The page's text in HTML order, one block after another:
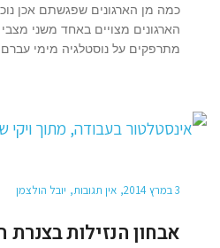
כמה מן הארגונים שפגשתם אכן
הארגונים מצויים באחד משני
מתרפקים על נוסטלגיה מימי
3 במרץ 2014 אין תגובות יובל הולצמן
אבחון הנזילות בצנרת